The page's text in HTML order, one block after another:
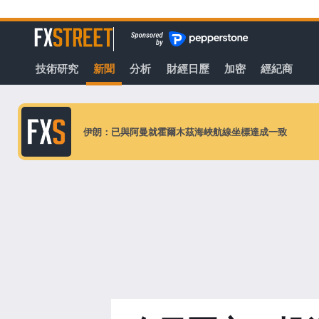
至
容
FXStreet
技術研究 新聞 分析 財經日歷 加密 經紀商
伊朗：已與阿曼就霍爾木茲海峽航線坐標達成一致